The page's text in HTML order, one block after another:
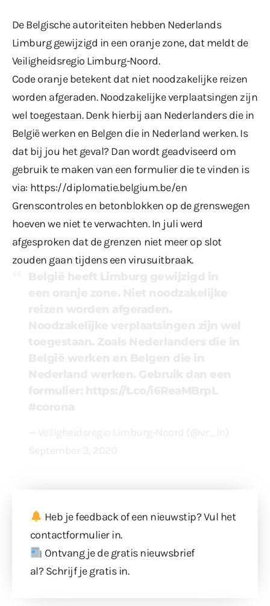
De Belgische autoriteiten hebben Nederlands
Limburg gewijzigd in een oranje zone, dat meldt de
Veiligheidsregio Limburg-Noord.
Code oranje betekent dat niet noodzakelijke reizen
worden afgeraden. Noodzakelijke verplaatsingen zijn
wel toegestaan. Denk hierbij aan Nederlanders die in
België werken en Belgen die in Nederland werken. Is
dat bij jou het geval? Dan wordt geadviseerd om
gebruik te maken van een formulier die te vinden is
via: https://diplomatie.belgium.be/en
Grenscontroles en betonblokken op de grenswegen
hoeven we niet te verwachten. In juli werd
afgesproken dat de grenzen niet meer op slot
zouden gaan tijdens een virusuitbraak.
Heb je feedback of een nieuwstip? Vul het
contactformulierin.
Ontvang je de gratis nieuwsbrief
al? Schrijf je gratis in.